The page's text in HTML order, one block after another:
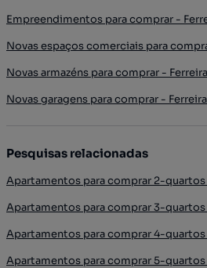
Empreendimentos para comprar -
Novas espaços comerciais para
Novas armazéns para comprar -
Novas garagens para comprar -
Pesquisas relacionadas
Apartamentos para comprar 2-quartos
Apartamentos para comprar 3-quartos
Apartamentos para comprar 4-quartos
Apartamentos para comprar 5-quartos